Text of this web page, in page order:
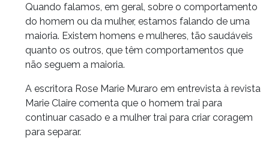
Quando falamos, em geral, sobre o comportamento
do homem ou da mulher, estamos falando de uma
maioria. Existem homens e mulheres, tão saudáveis
quanto os outros, que têm comportamentos que
não seguem a maioria.
A escritora Rose Marie Muraro em entrevista à revista
Marie Claire comenta que o homem trai para
continuar casado e a mulher trai para criar coragem
para separar.